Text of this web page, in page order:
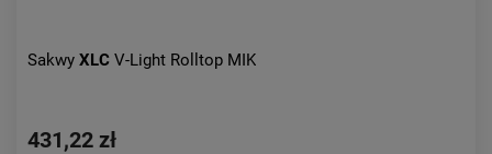
Sakwy XLC V-Light Rolltop MIK
431,22 zł